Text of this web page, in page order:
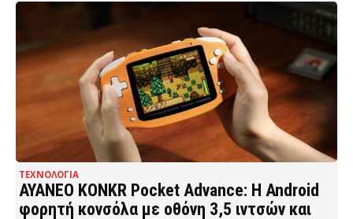
ΤΕΧΝΟΛΟΓΙΑ
AYANEO KONKR Pocket Advance: Η Android
φορητή κονσόλα με οθόνη 3,5 ιντσών και